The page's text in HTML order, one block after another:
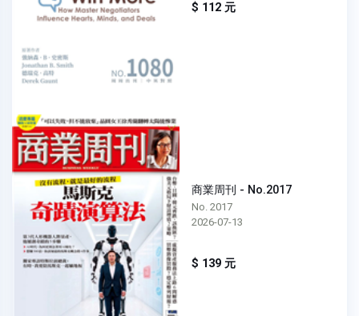
$ 112 元
商業周刊 - No.2017
No. 2017
2026-07-13
$ 139 元